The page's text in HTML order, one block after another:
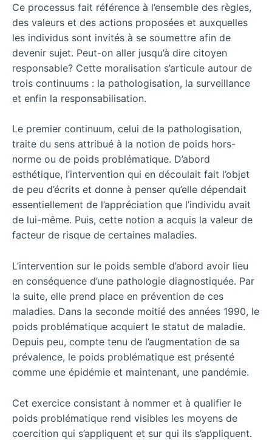
Ce processus fait référence à l’ensemble des règles,
des valeurs et des actions proposées et auxquelles
les individus sont invités à se soumettre afin de
devenir sujet. Peut-on aller jusqu’à dire citoyen
responsable? Cette moralisation s’articule autour de
trois continuums : la pathologisation, la surveillance
et enfin la responsabilisation.
Le premier continuum, celui de la pathologisation,
traite du sens attribué à la notion de poids hors-
norme ou de poids problématique. D’abord
esthétique, l’intervention qui en découlait fait l’objet
de peu d’écrits et donne à penser qu’elle dépendait
essentiellement de l’appréciation que l’individu avait
de lui-même. Puis, cette notion a acquis la valeur de
facteur de risque de certaines maladies.
L’intervention sur le poids semble d’abord avoir lieu
en conséquence d’une pathologie diagnostiquée. Par
la suite, elle prend place en prévention de ces
maladies. Dans la seconde moitié des années 1990, le
poids problématique acquiert le statut de maladie.
Depuis peu, compte tenu de l’augmentation de sa
prévalence, le poids problématique est présenté
comme une épidémie et maintenant, une pandémie.
Cet exercice consistant à nommer et à qualifier le
poids problématique rend visibles les moyens de
coercition qui s’appliquent et sur qui ils s’appliquent.